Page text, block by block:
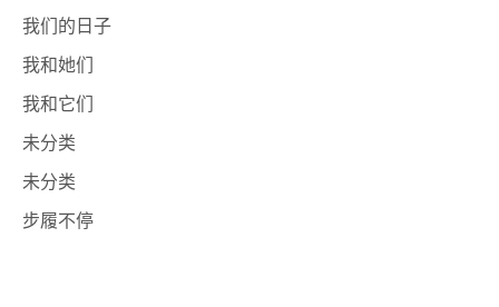
我们的日子
我和她们
我和它们
未分类
未分类
步履不停